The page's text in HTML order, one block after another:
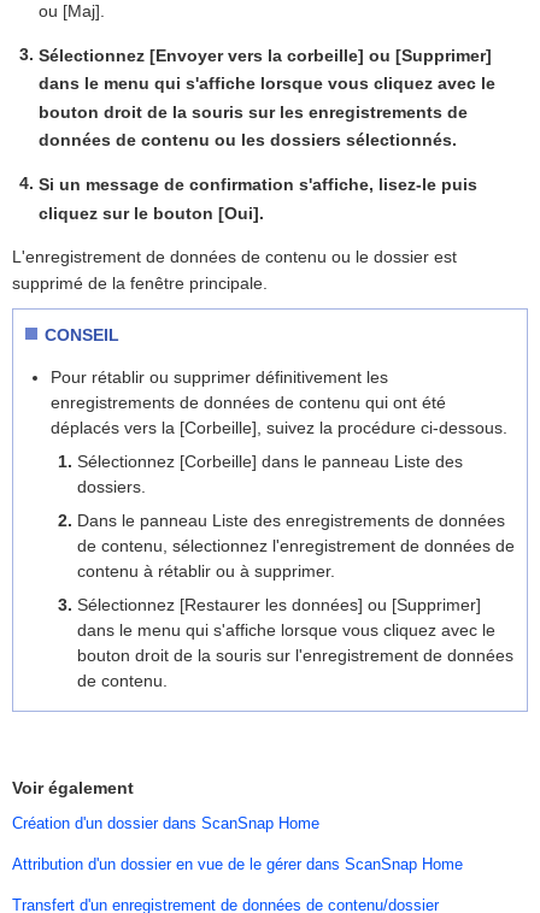
ou [Maj].
Sélectionnez [Envoyer vers la corbeille] ou [Supprimer]
dans le menu qui s'affiche lorsque vous cliquez avec le
bouton droit de la souris sur les enregistrements de
données de contenu ou les dossiers sélectionnés.
Si un message de confirmation s'affiche, lisez-le puis
cliquez sur le bouton [Oui].
L'enregistrement de données de contenu ou le dossier est
supprimé de la fenêtre principale.
CONSEIL
Pour rétablir ou supprimer définitivement les
enregistrements de données de contenu qui ont été
déplacés vers la [Corbeille], suivez la procédure ci-dessous.
Sélectionnez [Corbeille] dans le panneau Liste des
dossiers.
Dans le panneau Liste des enregistrements de données
de contenu, sélectionnez l'enregistrement de données de
contenu à rétablir ou à supprimer.
Sélectionnez [Restaurer les données] ou [Supprimer]
dans le menu qui s'affiche lorsque vous cliquez avec le
bouton droit de la souris sur l'enregistrement de données
de contenu.
Voir également
Création d'un dossier dans ScanSnap Home
Attribution d'un dossier en vue de le gérer dans ScanSnap Home
Transfert d'un enregistrement de données de contenu/dossier